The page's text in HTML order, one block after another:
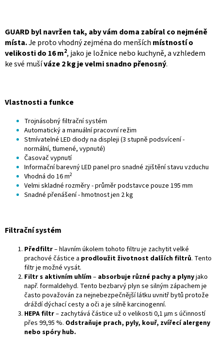
GUARD byl navržen tak, aby vám doma zabíral co nejméně
místa.Je proto vhodný zejména do menších místností o
velikosti do 16 m2, jako je ložnice nebo kuchyně, a vzhledem
ke své mušíváze 2 kg je velmi snadno přenosný.
Vlastnosti a funkce
Trojnásobný filtrační systém
Automatický a manuální pracovní režim
Stmívatelné LED diody na displeji (3 stupně podsvícení -
normální, tlumené, vypnuté)
Časovač vypnutí
Informační barevný LED panel pro snadné zjištění stavu vzduchu
Vhodná do 16 m2
Velmi skladné rozměry - průměr podstavce pouze 195 mm
Snadné přenášení - hmotnost jen 2 kg
Filtrační systém
Předfiltr– hlavním úkolem tohoto filtru je zachytit velké
prachové částice a prodloužit životnost dalších filtrů. Tento
filtr je možné vysát.
Filtr s aktivním uhlím– absorbuje různé pachy a plynyjako
např. formaldehyd. Tento bezbarvý plyn se silným zápachem je
často považován za nejnebezpečnější látku uvnitř bytů protože
dráždí dýchací cesty a oči a je silně karcinogenní.
HEPA filtr– zachytává částice už o velikosti 0,1 µm s účinností
přes 99,95 %. Odstraňuje prach, pyly, kouř, zvířecí alergeny
nebo spóry hub.